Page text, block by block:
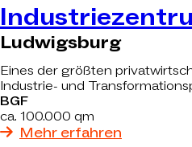
Ludwigsburg
Eines der größten
Industrie- und
BGF
ca. 100.000 qm
Mehr erfahren